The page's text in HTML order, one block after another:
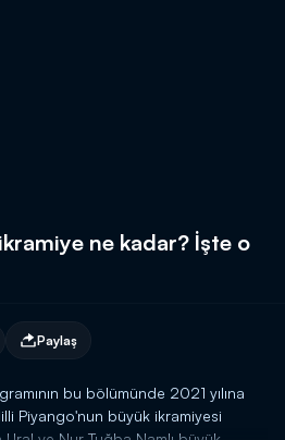
ne kadar? İşte o
Paylaş
bu bölümünde 2021 yılına
Piyango'nun büyük ikramiyesi